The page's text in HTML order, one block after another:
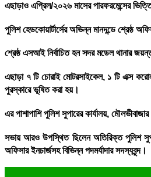
এছাড়াও এপ্রিল/২০২৬ মাসের পারফরমেন্সের
পুলিশ হেডকোয়ার্টার্সের অভিন্ন মানদন্ডে শ্রেষ্ঠ
শ্রেষ্ঠ এসআই নির্বাচিত হন সদর মডেল থানার
এছাড়া ৭ টি চোরাই মোটরসাইকেল, ১ টি এক্স
পুরস্কারে ভূষিত করা হয়।
এর পাশাপাশি পুলিশ সুপারের কার্যালয়,
সভায় আরও উপস্থিত ছিলেন অতিরিক্ত পুলিশ
অফিসার ইনচার্জসহ বিভিন্ন পদমর্যাদার সদস্যবৃন্দ।